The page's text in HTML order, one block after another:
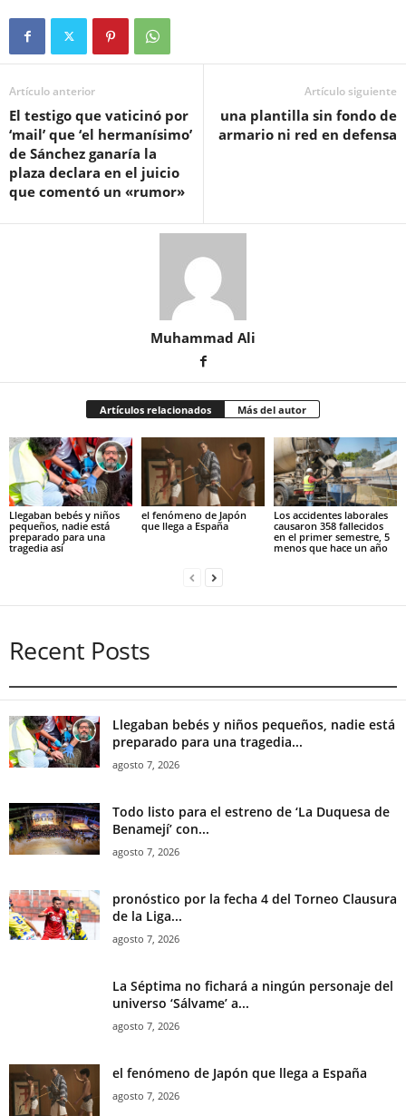
Artículo anterior
El testigo que vaticinó por
‘mail’ que ‘el hermanísimo’
de Sánchez ganaría la
plaza declara en el juicio
que comentó un «rumor»
Artículo siguiente
una plantilla sin fondo de
armario ni red en defensa
Muhammad Ali
Artículos relacionados Más del autor
Llegaban bebés y niños
pequeños, nadie está
preparado para una
tragedia así
el fenómeno de Japón
que llega a España
Los accidentes laborales
causaron 358 fallecidos
en el primer semestre, 5
menos que hace un año
Recent Posts
Llegaban bebés y niños pequeños, nadie está
preparado para una tragedia...
agosto 7, 2026
Todo listo para el estreno de ‘La Duquesa de
Benamejí’ con...
agosto 7, 2026
pronóstico por la fecha 4 del Torneo Clausura
de la Liga...
agosto 7, 2026
La Séptima no fichará a ningún personaje del
universo ‘Sálvame’ a...
agosto 7, 2026
el fenómeno de Japón que llega a España
agosto 7, 2026